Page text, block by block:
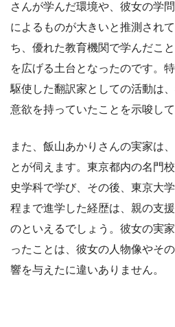
さんが学んだ環境や、彼女の学
によるものが大きいと推測され
ち、優れた教育機関で学んだこ
を広げる土台となったのです。
駆使した翻訳家としての活動は
意欲を持っていたことを示唆して
また、飯山あかりさんの実家は
とが伺えます。東京都内の名門
史学科で学び、その後、東京大
程まで進学した経歴は、親の支
のといえるでしょう。彼女の実
ったことは、彼女の人物像やそ
響を与えたに違いありません。